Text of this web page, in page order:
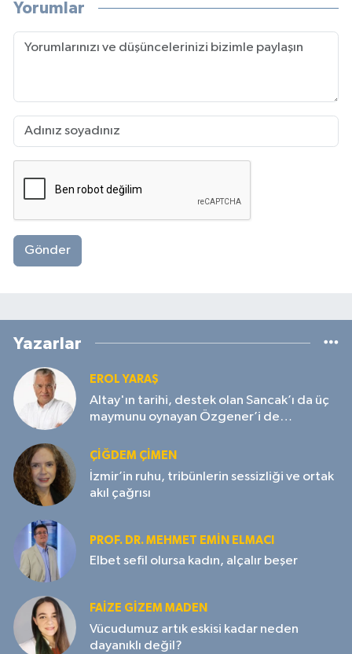
Yorumlar
Gönder
Yazarlar
EROL YARAŞ
Altay'ın tarihi, destek olan Sancak’ı da üç
maymunu oynayan Özgener’i de
ÇIĞDEM ÇIMEN
İzmir’in ruhu, tribünlerin sessizliği ve ortak
akıl çağrısı
PROF. DR. MEHMET EMIN ELMACI
Elbet sefil olursa kadın, alçalır beşer
FAIZE GIZEM MADEN
Vücudumuz artık eskisi kadar neden
dayanıklı değil?